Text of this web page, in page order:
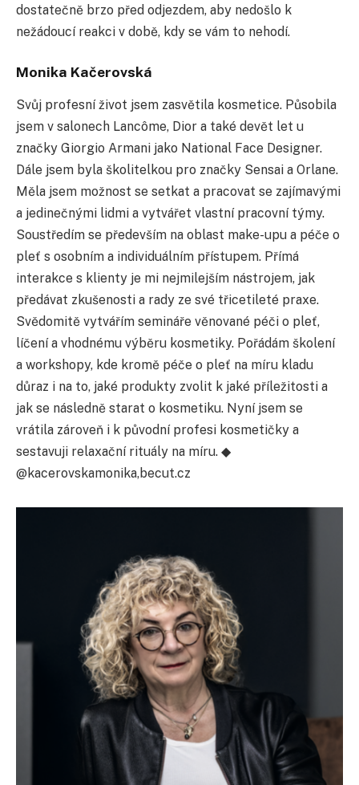
dostatečně brzo před odjezdem, aby nedošlo k
nežádoucí reakci v době, kdy se vám to nehodí.
Monika Kačerovská
Svůj profesní život jsem zasvětila kosmetice. Působila
jsem v salonech Lancôme, Dior a také devět let u
značky Giorgio Armani jako National Face Designer.
Dále jsem byla školitelkou pro značky Sensai a Orlane.
Měla jsem možnost se setkat a pracovat se zajímavými
a jedinečnými lidmi a vytvářet vlastní pracovní týmy.
Soustředím se především na oblast make-upu a péče o
pleť s osobním a individuálním přístupem. Přímá
interakce s klienty je mi nejmilejším nástrojem, jak
předávat zkušenosti a rady ze své třicetileté praxe.
Svědomitě vytvářím semináře věnované péči o pleť,
líčení a vhodnému výběru kosmetiky. Pořádám školení
a workshopy, kde kromě péče o pleť na míru kladu
důraz i na to, jaké produkty zvolit k jaké příležitosti a
jak se následně starat o kosmetiku. Nyní jsem se
vrátila zároveň i k původní profesi kosmetičky a
sestavuji relaxační rituály na míru. ◆
@kacerovskamonika,becut.cz